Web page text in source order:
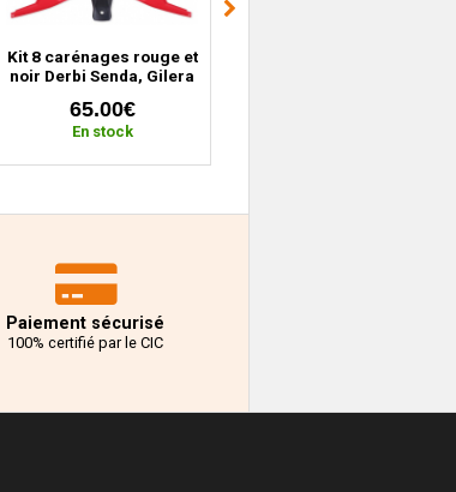
Kit 8 carénages rouge et
noir Derbi Senda, Gilera
65.00€
En stock
Paiement sécurisé
100% certifié par le CIC